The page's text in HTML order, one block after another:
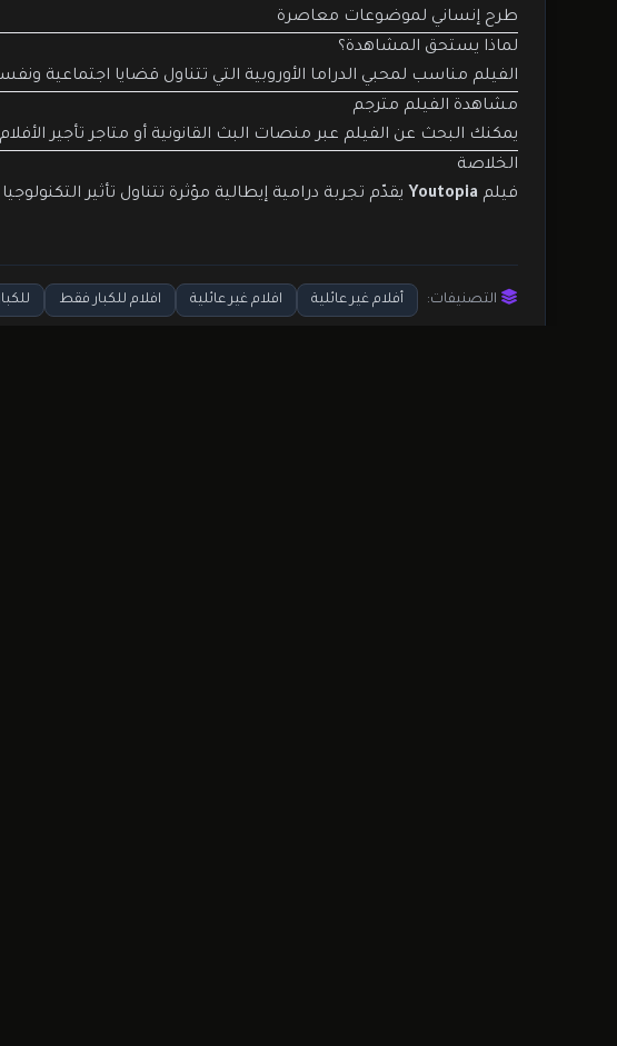
طرح إنساني لموضوعات معاصرة
لماذا يستحق المشاهدة؟
الفيلم مناسب لمحبي الدراما الأوروبية التي تتناول قضايا اجتماعية
مشاهدة الفيلم مترجم
يمكنك البحث عن الفيلم عبر منصات البث القانونية أو متاجر تأجير
الخلاصة
فيلم Youtopia يقدّم تجربة درامية إيطالية مؤثرة تتناول تأثير
التصنيفات: أفلام غير عائلية افلام غير عائلية افلام للكبار فقط